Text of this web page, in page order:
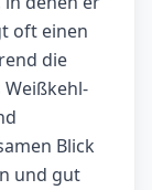
oft einen
die
Blick
und gut